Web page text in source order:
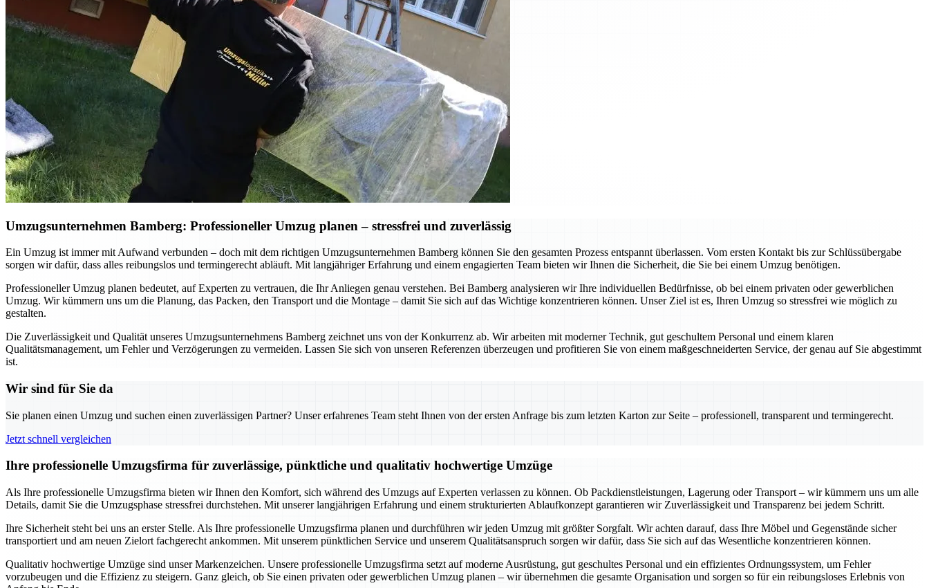
Umzugsunternehmen Bamberg: Professioneller Umzug planen – stressfrei und zuverlässig
Ein Umzug ist immer mit Aufwand verbunden – doch mit dem richtigen Umzugsunternehmen Bamberg können Sie den gesamten Prozess entspannt überlassen. Vom ersten Kontakt bis zur Schlüssübergabe
sorgen wir dafür, dass alles reibungslos und termingerecht abläuft. Mit langjähriger Erfahrung und einem engagierten Team bieten wir Ihnen die Sicherheit, die Sie bei einem Umzug benötigen.
Professioneller Umzug planen bedeutet, auf Experten zu vertrauen, die Ihr Anliegen genau verstehen. Bei Bamberg analysieren wir Ihre individuellen Bedürfnisse, ob bei einem privaten oder gewerblichen
Umzug. Wir kümmern uns um die Planung, das Packen, den Transport und die Montage – damit Sie sich auf das Wichtige konzentrieren können. Unser Ziel ist es, Ihren Umzug so stressfrei wie möglich zu
gestalten.
Die Zuverlässigkeit und Qualität unseres Umzugsunternehmens Bamberg zeichnet uns von der Konkurrenz ab. Wir arbeiten mit moderner Technik, gut geschultem Personal und einem klaren
Qualitätsmanagement, um Fehler und Verzögerungen zu vermeiden. Lassen Sie sich von unseren Referenzen überzeugen und profitieren Sie von einem maßgeschneiderten Service, der genau auf Sie abgestimmt
ist.
Wir sind für Sie da
Sie planen einen Umzug und suchen einen zuverlässigen Partner? Unser erfahrenes Team steht Ihnen von der ersten Anfrage bis zum letzten Karton zur Seite – professionell, transparent und termingerecht.
Jetzt schnell vergleichen
Ihre professionelle Umzugsfirma für zuverlässige, pünktliche und qualitativ hochwertige Umzüge
Als Ihre professionelle Umzugsfirma bieten wir Ihnen den Komfort, sich während des Umzugs auf Experten verlassen zu können. Ob Packdienstleistungen, Lagerung oder Transport – wir kümmern uns um alle
Details, damit Sie die Umzugsphase stressfrei durchstehen. Mit unserer langjährigen Erfahrung und einem strukturierten Ablaufkonzept garantieren wir Zuverlässigkeit und Transparenz bei jedem Schritt.
Ihre Sicherheit steht bei uns an erster Stelle. Als Ihre professionelle Umzugsfirma planen und durchführen wir jeden Umzug mit größter Sorgfalt. Wir achten darauf, dass Ihre Möbel und Gegenstände sicher
transportiert und am neuen Zielort fachgerecht ankommen. Mit unserem pünktlichen Service und unserem Qualitätsanspruch sorgen wir dafür, dass Sie sich auf das Wesentliche konzentrieren können.
Qualitativ hochwertige Umzüge sind unser Markenzeichen. Unsere professionelle Umzugsfirma setzt auf moderne Ausrüstung, gut geschultes Personal und ein effizientes Ordnungssystem, um Fehler
vorzubeugen und die Effizienz zu steigern. Ganz gleich, ob Sie einen privaten oder gewerblichen Umzug planen – wir übernehmen die gesamte Organisation und sorgen so für ein reibungsloses Erlebnis von